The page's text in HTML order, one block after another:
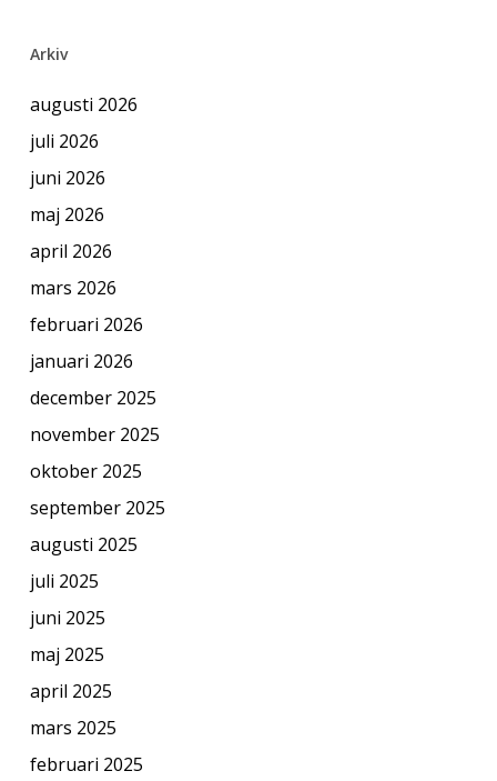
Arkiv
augusti 2026
juli 2026
juni 2026
maj 2026
april 2026
mars 2026
februari 2026
januari 2026
december 2025
november 2025
oktober 2025
september 2025
augusti 2025
juli 2025
juni 2025
maj 2025
april 2025
mars 2025
februari 2025